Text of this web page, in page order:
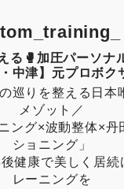
る🥊加圧パーソナ
・中津】元プロボク
巡りを整える日本
メゾット／
ング×波動整体×丹
ショニング」
健康で美しく居続
レーニングを